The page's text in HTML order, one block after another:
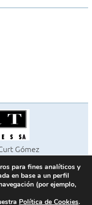
Gómez
y Baños
-
para fines analíticos y
en base a un perfil
(por ejemplo,
Política de Cookies.